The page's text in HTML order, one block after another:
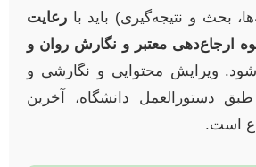
بحث و نتیجه‌گیری) باید با رعایت
ارجاع‌دهی معتبر و نگارش روان و
شود. ویرایش محتوایی و نگارشی و
دستورالعمل دانشگاه، آخرین
است.